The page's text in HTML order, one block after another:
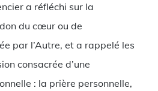
a réfléchi sur la
du cœur ou de
par l’Autre, et a rappelé les
consacrée d’une
: la prière personnelle,